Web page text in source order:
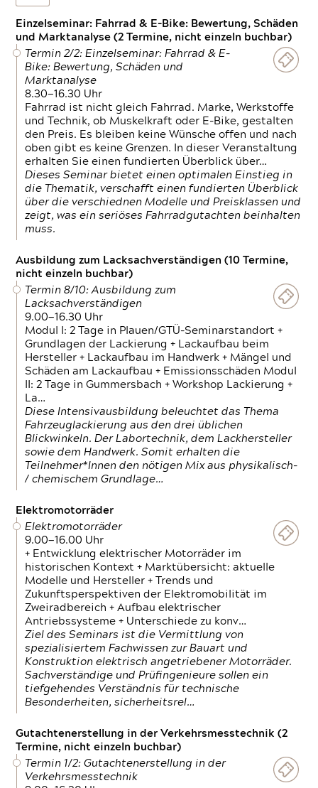
Einzelseminar: Fahrrad & E-Bike: Bewertung, Schäden
und Marktanalyse (2 Termine, nicht einzeln buchbar)
Termin 2/2: Einzelseminar: Fahrrad & E-
Bike: Bewertung, Schäden und
Marktanalyse
8.30—16.30 Uhr
Fahrrad ist nicht gleich Fahrrad. Marke, Werkstoffe
und Technik, ob Muskelkraft oder E-Bike, gestalten
den Preis. Es bleiben keine Wünsche offen und nach
oben gibt es keine Grenzen. In dieser Veranstaltung
erhalten Sie einen fundierten Überblick über…
Dieses Seminar bietet einen optimalen Einstieg in
die Thematik, verschafft einen fundierten Überblick
über die verschiednen Modelle und Preisklassen und
zeigt, was ein seriöses Fahrradgutachten beinhalten
muss.
Ausbildung zum Lacksachverständigen (10 Termine,
nicht einzeln buchbar)
Termin 8/10: Ausbildung zum
Lacksachverständigen
9.00—16.30 Uhr
Modul I: 2 Tage in Plauen/GTÜ-Seminarstandort +
Grundlagen der Lackierung + Lackaufbau beim
Hersteller + Lackaufbau im Handwerk + Mängel und
Schäden am Lackaufbau + Emissionsschäden Modul
II: 2 Tage in Gummersbach + Workshop Lackierung +
La…
Diese Intensivausbildung beleuchtet das Thema
Fahrzeuglackierung aus den drei üblichen
Blickwinkeln. Der Labortechnik, dem Lackhersteller
sowie dem Handwerk. Somit erhalten die
Teilnehmer*Innen den nötigen Mix aus physikalisch-
/ chemischem Grundlage…
Elektromotorräder
Elektromotorräder
9.00—16.00 Uhr
+ Entwicklung elektrischer Motorräder im
historischen Kontext + Marktübersicht: aktuelle
Modelle und Hersteller + Trends und
Zukunftsperspektiven der Elektromobilität im
Zweiradbereich + Aufbau elektrischer
Antriebssysteme + Unterschiede zu konv…
Ziel des Seminars ist die Vermittlung von
spezialisiertem Fachwissen zur Bauart und
Konstruktion elektrisch angetriebener Motorräder.
Sachverständige und Prüfingenieure sollen ein
tiefgehendes Verständnis für technische
Besonderheiten, sicherheitsrel…
Gutachtenerstellung in der Verkehrsmesstechnik (2
Termine, nicht einzeln buchbar)
Termin 1/2: Gutachtenerstellung in der
Verkehrsmesstechnik